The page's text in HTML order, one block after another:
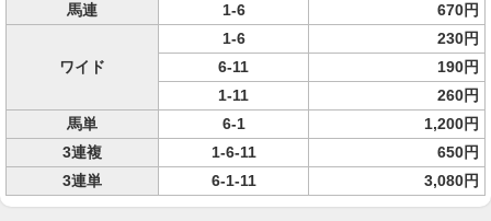
馬連
1-6 670円
ワイド
1-6
230円
6-11
190円
1-11
260円
馬単
6-1
1,200円
3連複
1-6-11
650円
3連単
6-1-11 3,080円